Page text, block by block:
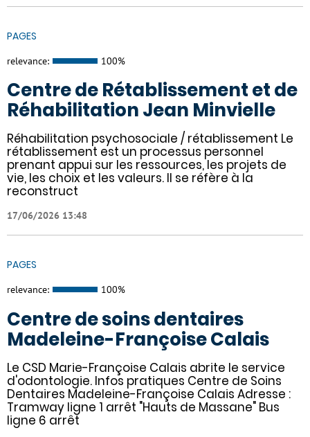
PAGES
relevance: 100%
Centre de Rétablissement et de
Réhabilitation Jean Minvielle
Réhabilitation psychosociale / rétablissement Le
rétablissement est un processus personnel
prenant appui sur les ressources, les projets de
vie, les choix et les valeurs. Il se réfère à la
reconstruct
17/06/2026 13:48
PAGES
relevance: 100%
Centre de soins dentaires
Madeleine-Françoise Calais
Le CSD Marie-Françoise Calais abrite le service
d'odontologie. Infos pratiques Centre de Soins
Dentaires Madeleine-Françoise Calais Adresse :
Tramway ligne 1 arrêt "Hauts de Massane" Bus
ligne 6 arrêt